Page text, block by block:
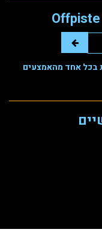
בכל אחד מהאמצעים